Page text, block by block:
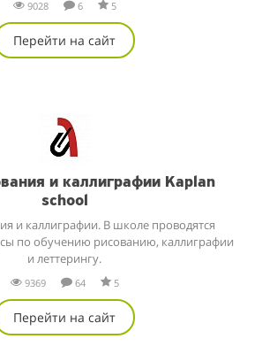
9028 6 5
Перейти на сайт
и каллиграфии Kaplan
school
и каллиграфии. В школе проводятся
по обучению рисованию, каллиграфии
и леттерингу.
9369 64 5
Перейти на сайт